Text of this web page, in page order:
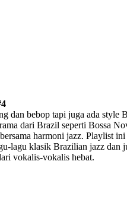
dan bebop tapi juga ada style
dari Brazil seperti Bossa
harmoni jazz. Playlist ini
lagu klasik Brazilian jazz dan
vokalis-vokalis hebat.